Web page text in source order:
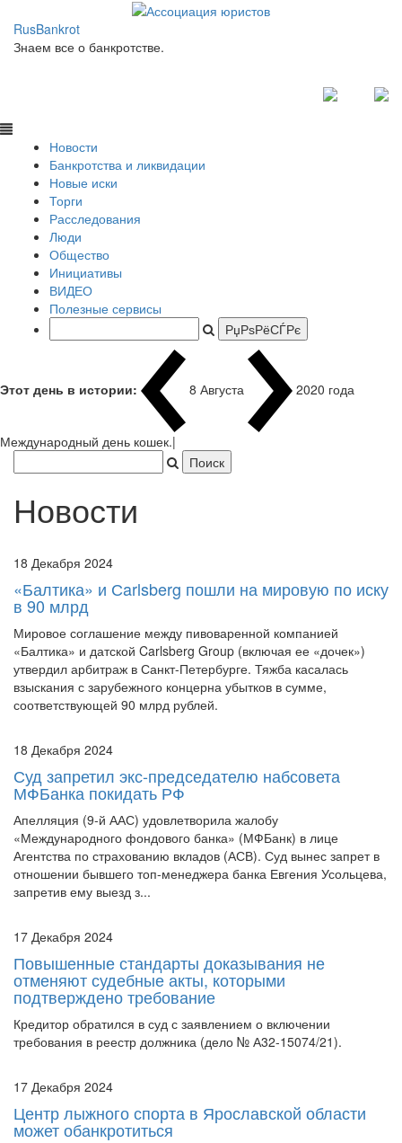
RusBankrot
Знаем все о банкротстве.
Новости
Банкротства и ликвидации
Новые иски
Торги
Расследования
Люди
Общество
Инициативы
ВИДЕО
Полезные сервисы
Этот день в истории: 8 Августа 1937 года
Япония захватила Пекин.|
Новости
18 Декабря 2024
«Балтика» и Сarlsberg пошли на мировую по иску
в 90 млрд
Мировое соглашение между пивоваренной компанией
«Балтика» и датской Carlsberg Group (включая ее «дочек»)
утвердил арбитраж в Санкт-Петербурге. Тяжба касалась
взыскания с зарубежного концерна убытков в сумме,
соответствующей 90 млрд рублей.
18 Декабря 2024
Суд запретил экс-председателю набсовета
МФБанка покидать РФ
Апелляция (9-й ААС) удовлетворила жалобу
«Международного фондового банка» (МФБанк) в лице
Агентства по страхованию вкладов (АСВ). Суд вынес запрет в
отношении бывшего топ-менеджера банка Евгения Усольцева,
запретив ему выезд з...
17 Декабря 2024
Повышенные стандарты доказывания не
отменяют судебные акты, которыми
подтверждено требование
Кредитор обратился в суд с заявлением о включении
требования в реестр должника (дело № А32-15074/21).
17 Декабря 2024
Центр лыжного спорта в Ярославской области
может обанкротиться